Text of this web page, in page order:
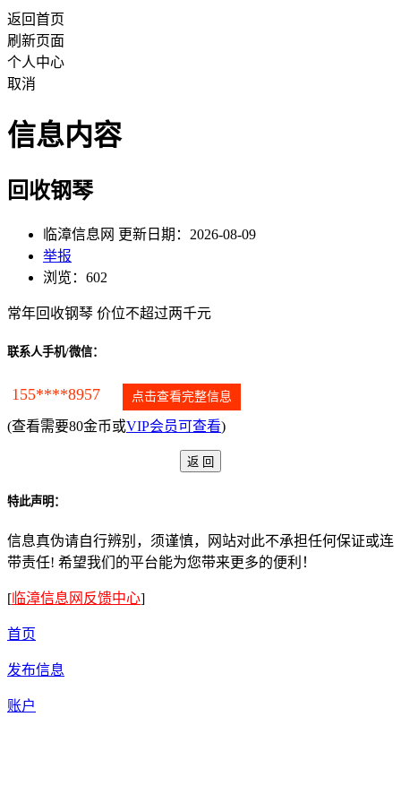
返回首页
刷新页面
个人中心
取消
信息内容
回收钢琴
临漳信息网 更新日期：2026-08-09
举报
浏览：602
常年回收钢琴 价位不超过两千元
联系人手机/微信：
155****8957 点击查看完整信息
(查看需要80金币或VIP会员可查看)
特此声明：
信息真伪请自行辨别，须谨慎，网站对此不承担任何保证或连
带责任! 希望我们的平台能为您带来更多的便利！
[临漳信息网反馈中心]
首页
发布信息
账户